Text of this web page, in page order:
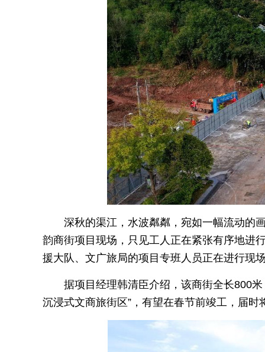
深秋的渠江，水波粼粼，宛如一幅流动的
韵商街项目现场，只见工人正在紧张有序地进
援大队、文广旅局的项目专班人员正在进行现
据项目经理韩清臣介绍，该商街全长800
沉浸式文商旅街区”，有望在春节前竣工，届